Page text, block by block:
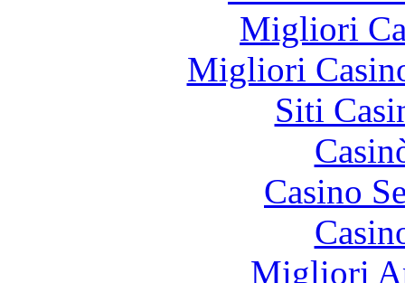
Migliori
Migliori
Siti
Casino
Migliori